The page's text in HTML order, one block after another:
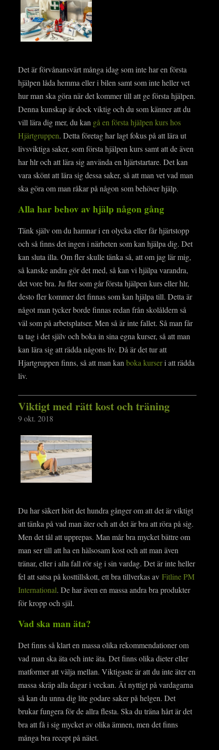
Det är förvånansvärt många idag som inte har en första
hjälpen låda hemma eller i bilen samt som inte heller vet
hur man ska göra när det kommer till att ge första hjälpen.
Denna kunskap är dock viktig och du som känner att du
vill lära dig mer, du kan gå en första hjälpen kurs hos
Hjärtgruppen. Detta företag har lagt fokus på att lära ut
livsviktiga saker, som första hjälpen kurs samt att de även
har hlr och att lära sig använda en hjärtstartare. Det kan
vara skönt att lära sig dessa saker, så att man vet vad man
ska göra om man råkar på någon som behöver hjälp.
Alla har behov av hjälp någon gång
Tänk själv om du hamnar i en olycka eller får hjärtstopp
och så finns det ingen i närheten som kan hjälpa dig. Det
kan sluta illa. Om fler skulle tänka så, att om jag lär mig,
så kanske andra gör det med, så kan vi hjälpa varandra,
det vore bra. Ju fler som går första hjälpen kurs eller hlr,
desto fler kommer det finnas som kan hjälpa till. Detta är
något man tycker borde finnas redan från skolåldern så
väl som på arbetsplatser. Men så är inte fallet. Så man får
ta tag i det själv och boka in sina egna kurser, så att man
kan lära sig att rädda någons liv. Då är det tur att
Hjartgruppen finns, så att man kan boka kurseri att rädda
liv.
Viktigt med rätt kost och träning
9 okt. 2018
Du har säkert hört det hundra gånger om att det är viktigt
att tänka på vad man äter och att det är bra att röra på sig.
Men det tål att upprepas. Man mår bra mycket bättre om
man ser till att ha en hälsosam kost och att man även
tränar, eller i alla fall rör sig i sin vardag. Det är inte heller
fel att satsa på kosttillskott, ett bra tillverkas av Fitline PM
International. De har även en massa andra bra produkter
för kropp och själ.
Vad ska man äta?
Det finns så klart en massa olika rekommendationer om
vad man ska äta och inte äta. Det finns olika dieter eller
matformer att välja mellan. Viktigaste är att du inte äter en
massa skräp alla dagar i veckan. Ät nyttigt på vardagarna
så kan du unna dig lite godare saker på helgen. Det
brukar fungera för de allra flesta. Ska du träna hårt är det
bra att få i sig mycket av olika ämnen, men det finns
många bra recept på nätet.